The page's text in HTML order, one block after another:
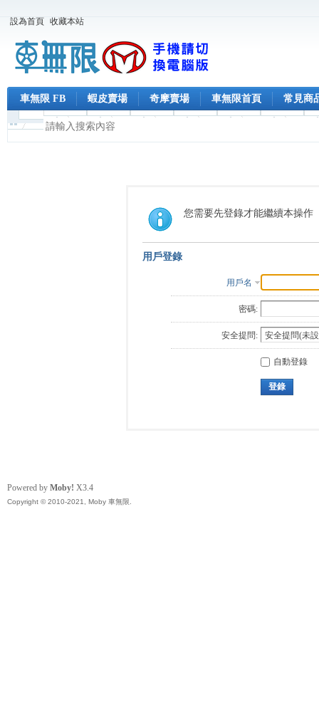
設為首頁 收藏本站
車無限 FB 蝦皮賣場 奇摩賣場 車無限首頁 常見商
您需要先登錄才能繼續本操作
用戶登錄
用戶名
密碼:
安全提問:
自動登錄
登錄
Powered by Moby! X3.4
Copyright © 2010-2021, Moby 車無限.